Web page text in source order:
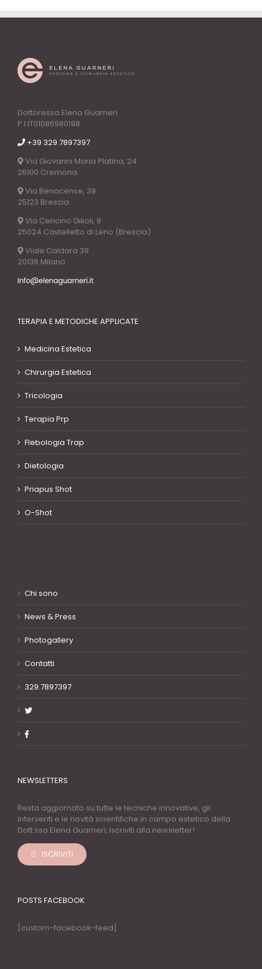
Dottoressa Elena Guarneri
P.I IT01086980198
+39 329.7897397
Via Giovanni Maria Platina, 24
26100 Cremona
Via Benacense, 39
25123 Brescia
Via Cencino Gilioli, 9
25024 Castelletto di Leno (Brescia)
Viale Caldara 39
20136 Milano
TERAPIA E METODICHE APPLICATE
Medicina Estetica
Chirurgia Estetica
Tricologia
Terapia Prp
Flebologia Trap
Dietologia
Priapus Shot
O-Shot
Chi sono
News & Press
Photogallery
Contatti
329.7897397
NEWSLETTERS
Resta aggiornato su tutte le tecniche innovative, gli
interventi e le novità scientifiche in campo estetico della
Dott.ssa Elena Guarneri, Iscriviti alla newsletter!
ISCRIVITI
POSTS FACEBOOK
[custom-facebook-feed]